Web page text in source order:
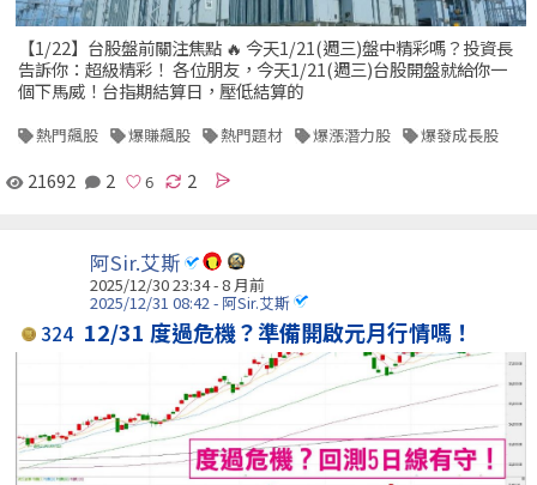
【1/22】台股盤前關注焦點 🔥 今天1/21(週三)盤中精彩嗎？投資長
告訴你：超級精彩！ 各位朋友，今天1/21(週三)台股開盤就給你一
個下馬威！台指期結算日，壓低結算的
熱門飆股 爆賺飆股 熱門題材 爆漲潛力股 爆發成長股
21692 2 2
阿Sir.艾斯
2025/12/30 23:34 - 8 月前
2025/12/31 08:42 - 阿Sir.艾斯
324 12/31 度過危機？準備開啟元月行情嗎！